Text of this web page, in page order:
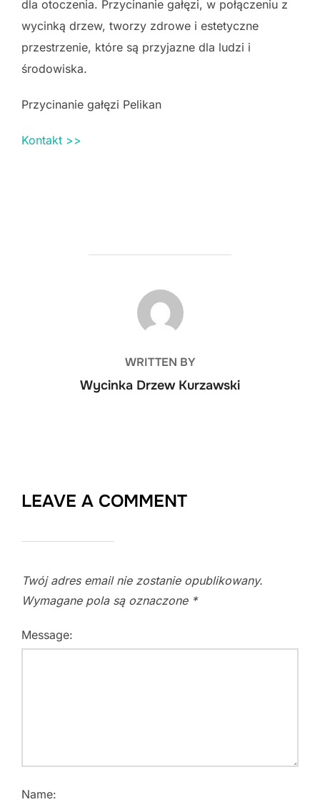
dla otoczenia. Przycinanie gałęzi, w połączeniu z
wycinką drzew, tworzy zdrowe i estetyczne
przestrzenie, które są przyjazne dla ludzi i
środowiska.
Przycinanie gałęzi Pelikan
Kontakt >>
POST AUTHOR
WRITTEN BY
Wycinka Drzew Kurzawski
LEAVE A COMMENT
Twój adres email nie zostanie opublikowany.
Wymagane pola są oznaczone *
Message:
Name: